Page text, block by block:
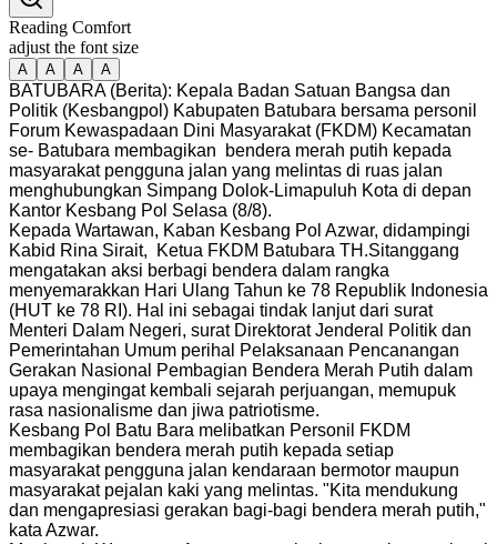
Reading Comfort
adjust the font size
A A A A
BATUBARA (Berita): Kepala Badan Satuan Bangsa dan
Politik (Kesbangpol) Kabupaten Batubara bersama personil
Forum Kewaspadaan Dini Masyarakat (FKDM) Kecamatan
se- Batubara membagikan bendera merah putih kepada
masyarakat pengguna jalan yang melintas di ruas jalan
menghubungkan Simpang Dolok-Limapuluh Kota di depan
Kantor Kesbang Pol Selasa (8/8).
Kepada Wartawan, Kaban Kesbang Pol Azwar, didampingi
Kabid Rina Sirait, Ketua FKDM Batubara TH.Sitanggang
mengatakan aksi berbagi bendera dalam rangka
menyemarakkan Hari Ulang Tahun ke 78 Republik Indonesia
(HUT ke 78 RI). Hal ini sebagai tindak lanjut dari surat
Menteri Dalam Negeri, surat Direktorat Jenderal Politik dan
Pemerintahan Umum perihal Pelaksanaan Pencanangan
Gerakan Nasional Pembagian Bendera Merah Putih dalam
upaya mengingat kembali sejarah perjuangan, memupuk
rasa nasionalisme dan jiwa patriotisme.
Kesbang Pol Batu Bara melibatkan Personil FKDM
membagikan bendera merah putih kepada setiap
masyarakat pengguna jalan kendaraan bermotor maupun
masyarakat pejalan kaki yang melintas. "Kita mendukung
dan mengapresiasi gerakan bagi-bagi bendera merah putih,"
kata Azwar.